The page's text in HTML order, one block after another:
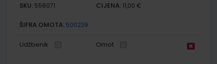
SKU: 556071 CIJENA: 11,00 €
ŠIFRA OMOTA: 500239
Udžbenik Omot